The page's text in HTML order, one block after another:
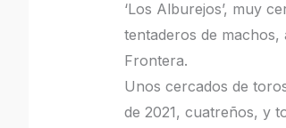
‘Los Alburejos’, muy
tentaderos de
Frontera.
Unos cercados de
de 2021, cuatreños, y